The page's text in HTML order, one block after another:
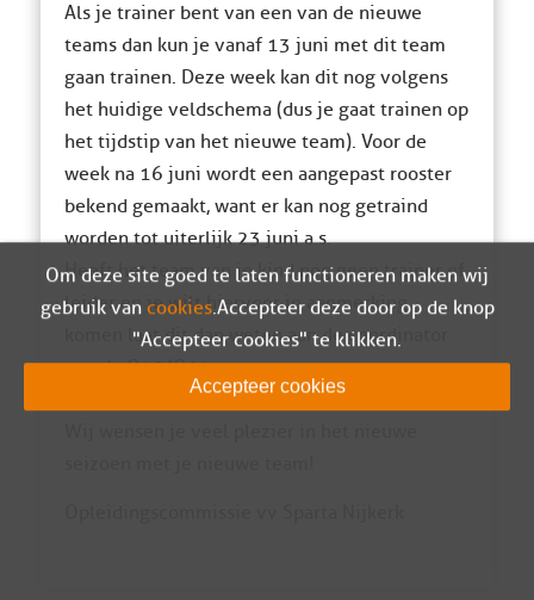
Als je trainer bent van een van de nieuwe
teams dan kun je vanaf 13 juni met dit team
gaan trainen. Deze week kan dit nog volgens
het huidige veldschema (dus je gaat trainen op
het tijdstip van het nieuwe team). Voor de
week na 16 juni wordt een aangepast rooster
bekend gemaakt, want er kan nog getraind
worden tot uiterlijk 23 juni a.s.
Heeft het team van je kind nog geen trainer of
leider en je wilt hiervoor in aanmerking
komen laat dit dan weten aan de coordinator
van de O10/O11e-
pupillen@vvspartanijkerk.nl
Om deze site goed te laten functioneren maken wij
gebruik van cookies. Accepteer deze door op de knop
"Accepteer cookies" te klikken.
Accepteer cookies